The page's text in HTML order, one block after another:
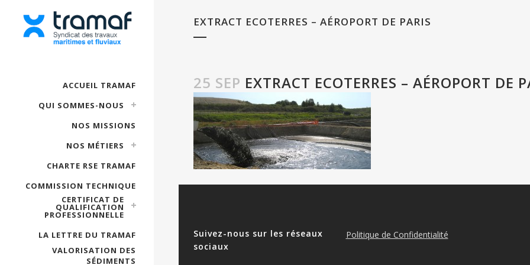
ACCUEIL TRAMAF
QUI SOMMES-NOUS
NOS MISSIONS
NOS MÉTIERS
CHARTE RSE TRAMAF
COMMISSION TECHNIQUE
CERTIFICAT DE
QUALIFICATION
PROFESSIONNELLE
LA LETTRE DU TRAMAF
VALORISATION DES
SÉDIMENTS
EXTRACT ECOTERRES – AÉROPORT DE PARIS
25 SEP EXTRACT ECOTERRES – AÉROPORT DE
Suivez-nous sur les réseaux
sociaux
Politique de Confidentialité